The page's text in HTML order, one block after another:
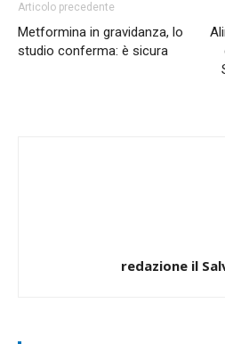
Articolo precedente
Metformina in gravidanza, lo
studio conferma: è sicura
redazione il